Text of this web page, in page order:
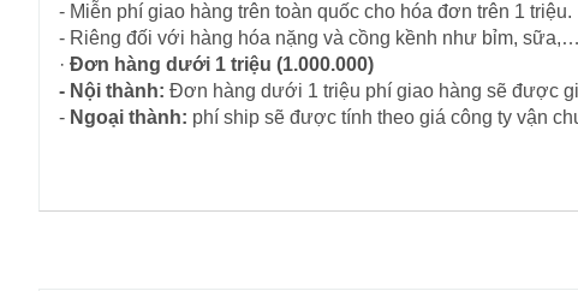
- Miễn phí giao hàng trên toàn quốc cho hóa đơn trên 1 triệu.
- Riêng đối với hàng hóa nặng và cồng kềnh như bỉm,
· Đơn hàng dưới 1 triệu (1.000.000)
- Nội thành: Đơn hàng dưới 1 triệu phí giao hàng sẽ được
- Ngoại thành: phí ship sẽ được tính theo giá công ty vận